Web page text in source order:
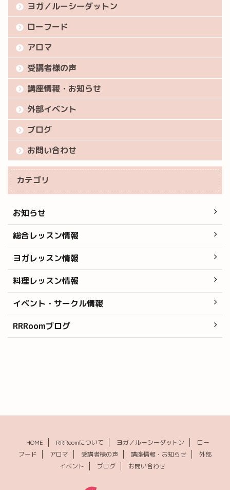
ヨガ／ルーシーダットン
ローフード
アロマ
受講者様の声
講座情報・お知らせ
外部イベント
ブログ
お問い合わせ
カテゴリ
お知らせ
総合レッスン情報
ヨガレッスン情報
料理レッスン情報
イベント・サークル情報
RRRoomブログ
HOME RRRoomについて ヨガ／ルーシーダットン
ロー
フード
アロマ 受講者様の声 講座情報・お知らせ
外部
イベント
ブログ お問い合わせ